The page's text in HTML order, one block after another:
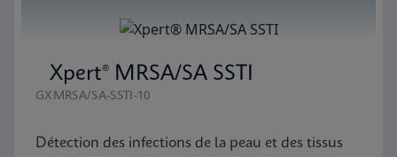
Xpert® MRSA/SA SSTI
GXMRSA/SA-SSTI-10
Détection des infections de la peau et des tissus